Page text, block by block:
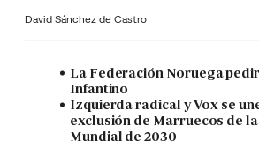
David Sánchez de Castro
La Federación Noruega
Infantino
Izquierda radical y Vox se
exclusión de Marruecos de
Mundial de 2030